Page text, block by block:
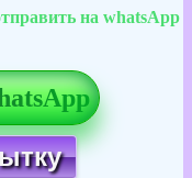
на whatsApp